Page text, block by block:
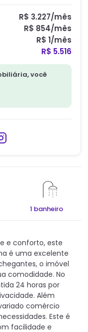
1 banheiro
e conforto, este
é uma excelente
o imóvel
comodidade. No
24 horas por
Além
comércio
Este é
facilidade e
R$ 3.227/mês
R$ 854/mês
R$ 1/mês
R$ 5.516
você